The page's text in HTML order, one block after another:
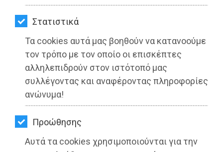
Στατιστικά
Τα cookies αυτά μας βοηθούν να κατανοούμε
τον τρόπο με τον οποίο οι επισκέπτες
αλληλεπιδρούν στον ιστότοπό μας
συλλέγοντας και αναφέροντας πληροφορίες
ανώνυμα!
Προώθησης
Αυτά τα cookies χρησιμοποιούνται για την
LIFESTYLE
ΤΑΞΙΔΙΑ
ΕΞΟΔΟΣ
ΠΕΡΙΒΑΛΛΟΝ
ΚΑΤΟΙΚΙΔΙΟ
ΑΓΓΕΛΙΕΣ
Δήμος Μαραθώνος: Αγώνας
βαδίσματος την Πρωτομαγιά για καλό
σκοπό